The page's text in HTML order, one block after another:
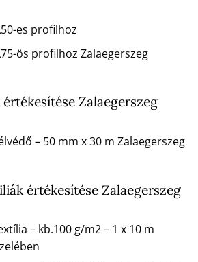
es profilhoz
ös profilhoz Zalaegerszeg
Zalaegerszeg
– 50 mm x 30 m Zalaegerszeg
értékesítése Zalaegerszeg
– kb.100 g/m2 – 1 x 10 m